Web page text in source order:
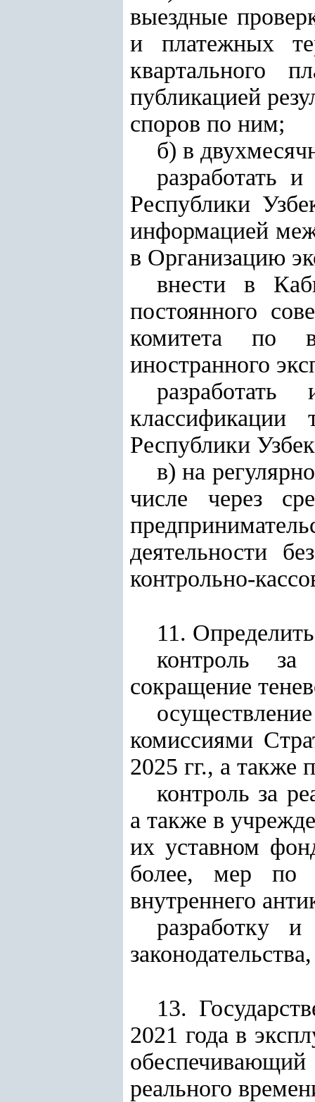
выездные
и платежных
квартального
публикацией
споров по ним;
б) в
разработать
Республики
информацией
в Организацию
внести в
постоянного
комитета по
иностранного
классификации
Республики
в) на
числе через
деятельности
контрольно-
11.
контроль за
сокращение
комиссиями
2025 гг., а
контроль за
а также в
их уставном
более, мер по
внутреннего
разработку
13.
2021 года в
реального